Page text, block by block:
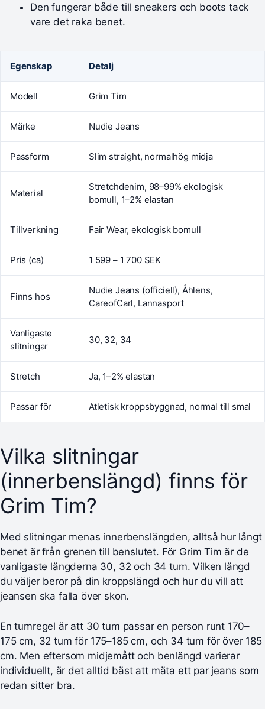
Den fungerar både till sneakers och boots tack
vare det raka benet.
Egenskap Detalj
Modell Grim Tim
Märke Nudie Jeans
Passform Slim straight, normalhög midja
Material
Stretchdenim, 98–99% ekologisk
bomull, 1–2% elastan
Tillverkning Fair Wear, ekologisk bomull
Pris (ca) 1 599 – 1 700 SEK
Finns hos
Nudie Jeans (officiell), Åhlens,
CareofCarl, Lannasport
Vanligaste
slitningar
30, 32, 34
Stretch Ja, 1–2% elastan
Passar för Atletisk kroppsbyggnad, normal till smal
Vilka slitningar
(innerbenslängd) finns för
Grim Tim?
Med slitningar menas innerbenslängden, alltså hur långt
benet är från grenen till benslutet. För Grim Tim är de
vanligaste längderna 30, 32 och 34 tum. Vilken längd
du väljer beror på din kroppslängd och hur du vill att
jeansen ska falla över skon.
En tumregel är att 30 tum passar en person runt 170–
175 cm, 32 tum för 175–185 cm, och 34 tum för över 185
cm. Men eftersom midjemått och benlängd varierar
individuellt, är det alltid bäst att mäta ett par jeans som
redan sitter bra.